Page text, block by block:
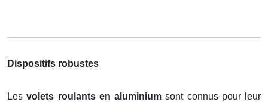
Dispositifs robustes
Lesvolets roulants en aluminium sont connus pour leur